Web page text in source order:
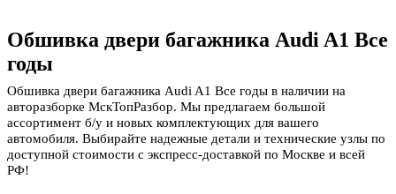
Обшивка двери багажника Audi A1 Все
годы
Обшивка двери багажника Audi A1 Все годы в наличии на
авторазборке МскТопРазбор. Мы предлагаем большой
ассортимент б/у и новых комплектующих для вашего
автомобиля. Выбирайте надежные детали и технические узлы по
доступной стоимости с экспресс-доставкой по Москве и всей
РФ!